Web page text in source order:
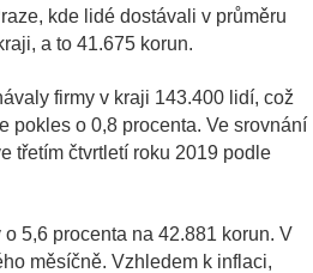
kde lidé dostávali v průměru
a to 41.675 korun.
firmy v kraji 143.400 lidí, což
pokles o 0,8 procenta. Ve srovnání
třetím čtvrtletí roku 2019 podle
5,6 procenta na 42.881 korun. V
měsíčně. Vzhledem k inflaci,